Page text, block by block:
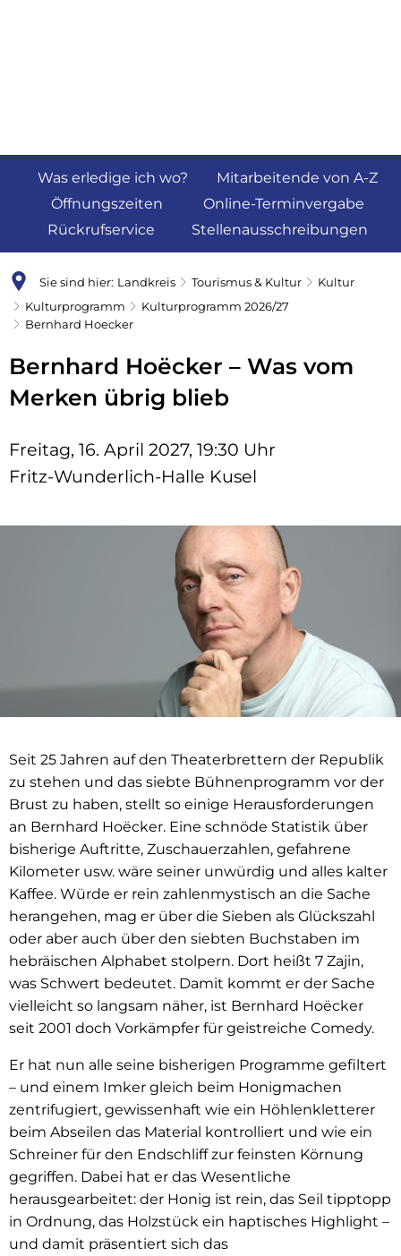
Was erledige ich wo?
Mitarbeitende von A-Z
Öffnungszeiten
Online-Terminvergabe
Rückrufservice
Stellenausschreibungen
Sie sind hier: Landkreis Tourismus & Kultur
Kultur
Kulturprogramm
Kulturprogramm 2026/27
Bernhard Hoecker
Bernhard Hoëcker – Was vom
Merken übrig blieb
Freitag, 16. April 2027, 19:30 Uhr
Fritz-Wunderlich-Halle Kusel
Seit 25 Jahren auf den Theaterbrettern der Republik
zu stehen und das siebte Bühnenprogramm vor der
Brust zu haben, stellt so einige Herausforderungen
an Bernhard Hoëcker. Eine schnöde Statistik über
bisherige Auftritte, Zuschauerzahlen, gefahrene
Kilometer usw. wäre seiner unwürdig und alles kalter
Kaffee. Würde er rein zahlenmystisch an die Sache
herangehen, mag er über die Sieben als Glückszahl
oder aber auch über den siebten Buchstaben im
hebräischen Alphabet stolpern. Dort heißt 7 Zajin,
was Schwert bedeutet. Damit kommt er der Sache
vielleicht so langsam näher, ist Bernhard Hoëcker
seit 2001 doch Vorkämpfer für geistreiche Comedy.
Er hat nun alle seine bisherigen Programme gefiltert
– und einem Imker gleich beim Honigmachen
zentrifugiert, gewissenhaft wie ein Höhlenkletterer
beim Abseilen das Material kontrolliert und wie ein
Schreiner für den Endschliff zur feinsten Körnung
gegriffen. Dabei hat er das Wesentliche
herausgearbeitet: der Honig ist rein, das Seil tipptopp
in Ordnung, das Holzstück ein haptisches Highlight –
und damit präsentiert sich das